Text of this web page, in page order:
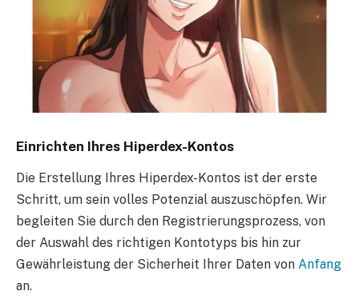
Einrichten Ihres Hiperdex-Kontos
Die Erstellung Ihres Hiperdex-Kontos ist der erste
Schritt, um sein volles Potenzial auszuschöpfen. Wir
begleiten Sie durch den Registrierungsprozess, von
der Auswahl des richtigen Kontotyps bis hin zur
Gewährleistung der Sicherheit Ihrer Daten von Anfang
an.